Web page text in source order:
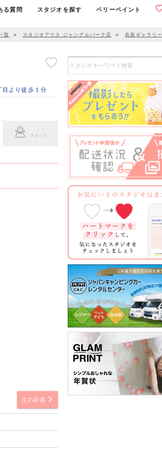
る質問 スタジオを探す ベリーペイント
覧 ＞ スタジオアリス ジャングルパーク店 ＞ 衣装ギャラリー
より徒歩１分
スタッフ
次の衣装